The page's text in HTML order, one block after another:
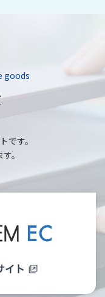
goods
です。
。